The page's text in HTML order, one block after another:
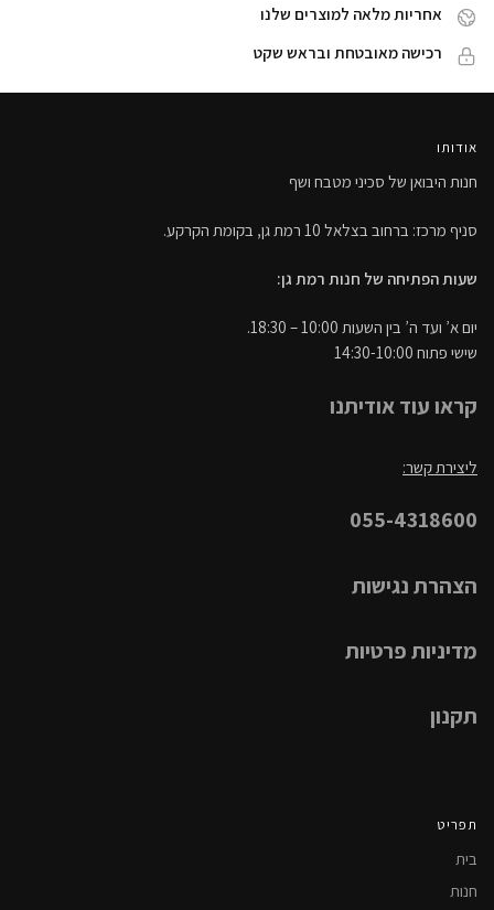
אחריות מלאה למוצרים שלנו
רכישה מאובטחת ובראש שקט
אודותו
חנות היבואן של סכיני מטבח ושף
סניף מרכז: ברחוב בצלאל 10 רמת גן, בקומת הקרקע.
שעות הפתיחה של חנות רמת גן:
יום א’ ועד ה’ בין השעות 10:00 – 18:30.
שישי פתוח 14:30-10:00
קראו עוד אודיתנו
ליצירת קשר:
055-4318600
הצהרת נגישות
מדיניות פרטיות
תקנון
תפריט
בית
חנות